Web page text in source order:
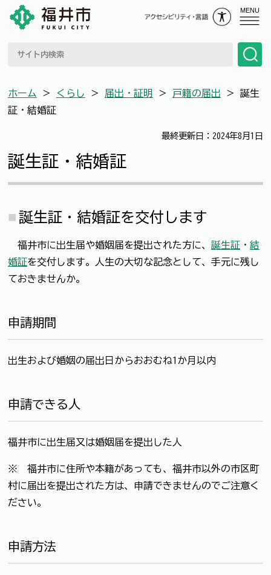
MENU
ホーム ＞ くらし ＞ 届出・証明 ＞ 戸籍の届出 ＞ 誕生
証・結婚証
最終更新日：2024年8月1日
誕生証・結婚証
誕生証・結婚証を交付します
福井市に出生届や婚姻届を提出された方に、 誕生証 ・ 結
婚証を交付します。人生の大切な記念として、手元に残し
ておきませんか。
申請期間
出生および婚姻の届出日からおおむね1か月以内
申請できる人
福井市に出生届又は婚姻届を提出した人
※ 福井市に住所や本籍があっても、福井市以外の市区町
村に届出を提出された方は、申請できませんのでご注意く
ださい。
申請方法